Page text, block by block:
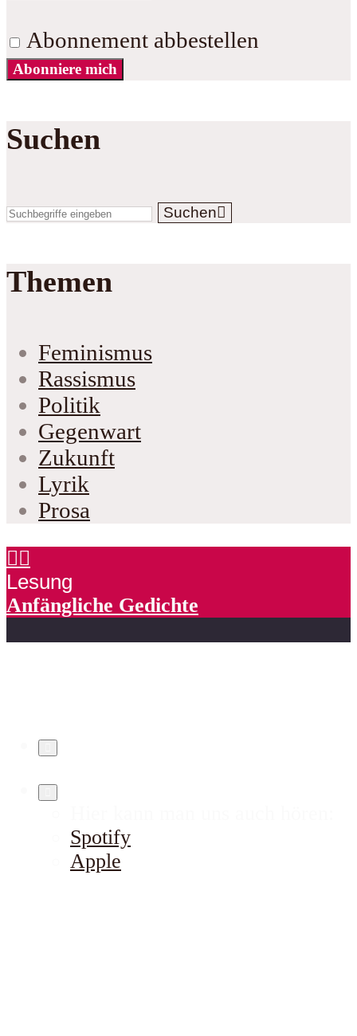
Abonnement abbestellen
Abonniere mich
Suchen
Suchen
Themen
Feminismus
Rassismus
Politik
Gegenwart
Zukunft
Lyrik
Prosa
Lesung
Anfängliche Gedichte
Spotify
Apple